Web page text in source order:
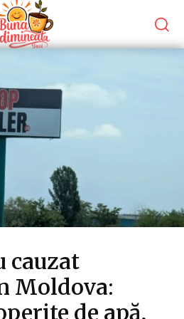
cauzat
Moldova:
de apă,